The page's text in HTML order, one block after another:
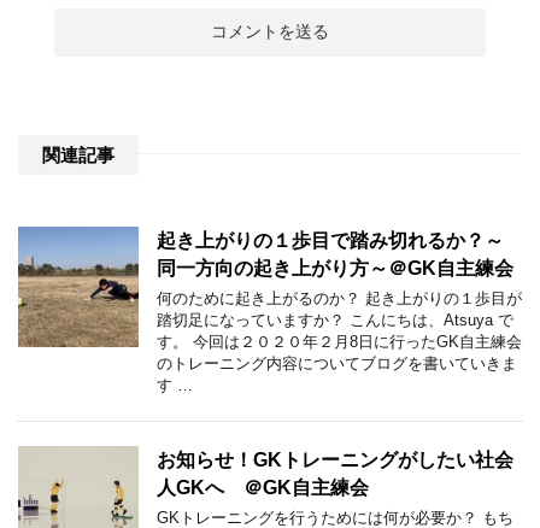
関連記事
起き上がりの１歩目で踏み切れるか？～
同一方向の起き上がり方～＠GK自主練会
何のために起き上がるのか？ 起き上がりの１歩目が
踏切足になっていますか？ こんにちは、Atsuya で
す。 今回は２０２０年２月8日に行ったGK自主練会
のトレーニング内容についてブログを書いていきま
す …
お知らせ！GKトレーニングがしたい社会
人GKへ ＠GK自主練会
GKトレーニングを行うためには何が必要か？ もち